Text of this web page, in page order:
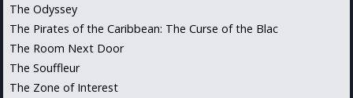
The Odyssey
The Pirates of the Caribbean: The Curse of the Blac
The Room Next Door
The Souffleur
The Zone of Interest